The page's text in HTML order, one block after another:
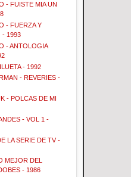
- FUISTE MIA UN
- FUERZA Y
- 1993
- ANTOLOGIA
- 1992
- REVERIES -
- POLCAS DE MI
- VOL 1 -
LA SERIE DE TV -
MEJOR DEL
- 1986